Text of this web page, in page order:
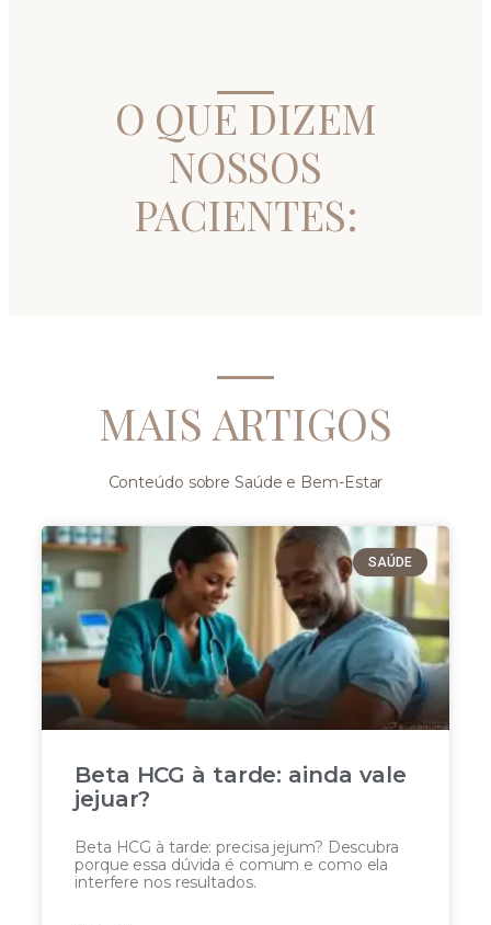
O QUE DIZEM
NOSSOS
PACIENTES:
MAIS ARTIGOS
Conteúdo sobre Saúde e Bem-Estar
SAÚDE
Beta HCG à tarde: ainda vale
jejuar?
Beta HCG à tarde: precisa jejum? Descubra
porque essa dúvida é comum e como ela
interfere nos resultados.